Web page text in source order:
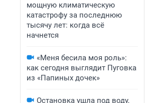
мощную климатическую
катастрофу за последнюю
тысячу лет: когда всё
начнется
«Меня бесила моя роль»:
как сегодня выглядит Пуговка
из «Папиных дочек»
Остановка ушла под воду,